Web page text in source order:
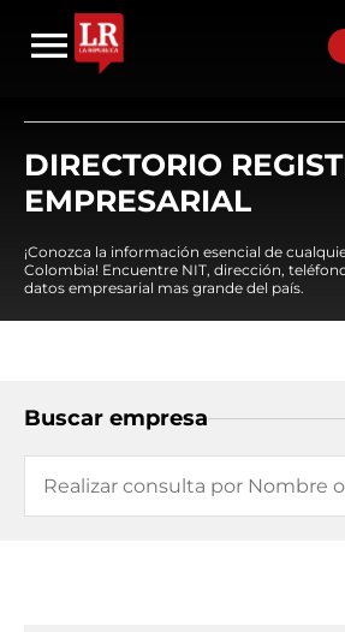
DIRECTORIO
EMPRESARIAL
¡Conozca la información esencial de
Colombia! Encuentre NIT, dirección,
datos empresarial mas grande del país.
Buscar empresa